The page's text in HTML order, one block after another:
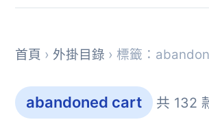
首頁 › 外掛目錄 › 標籤：
abandoned cart 共 132